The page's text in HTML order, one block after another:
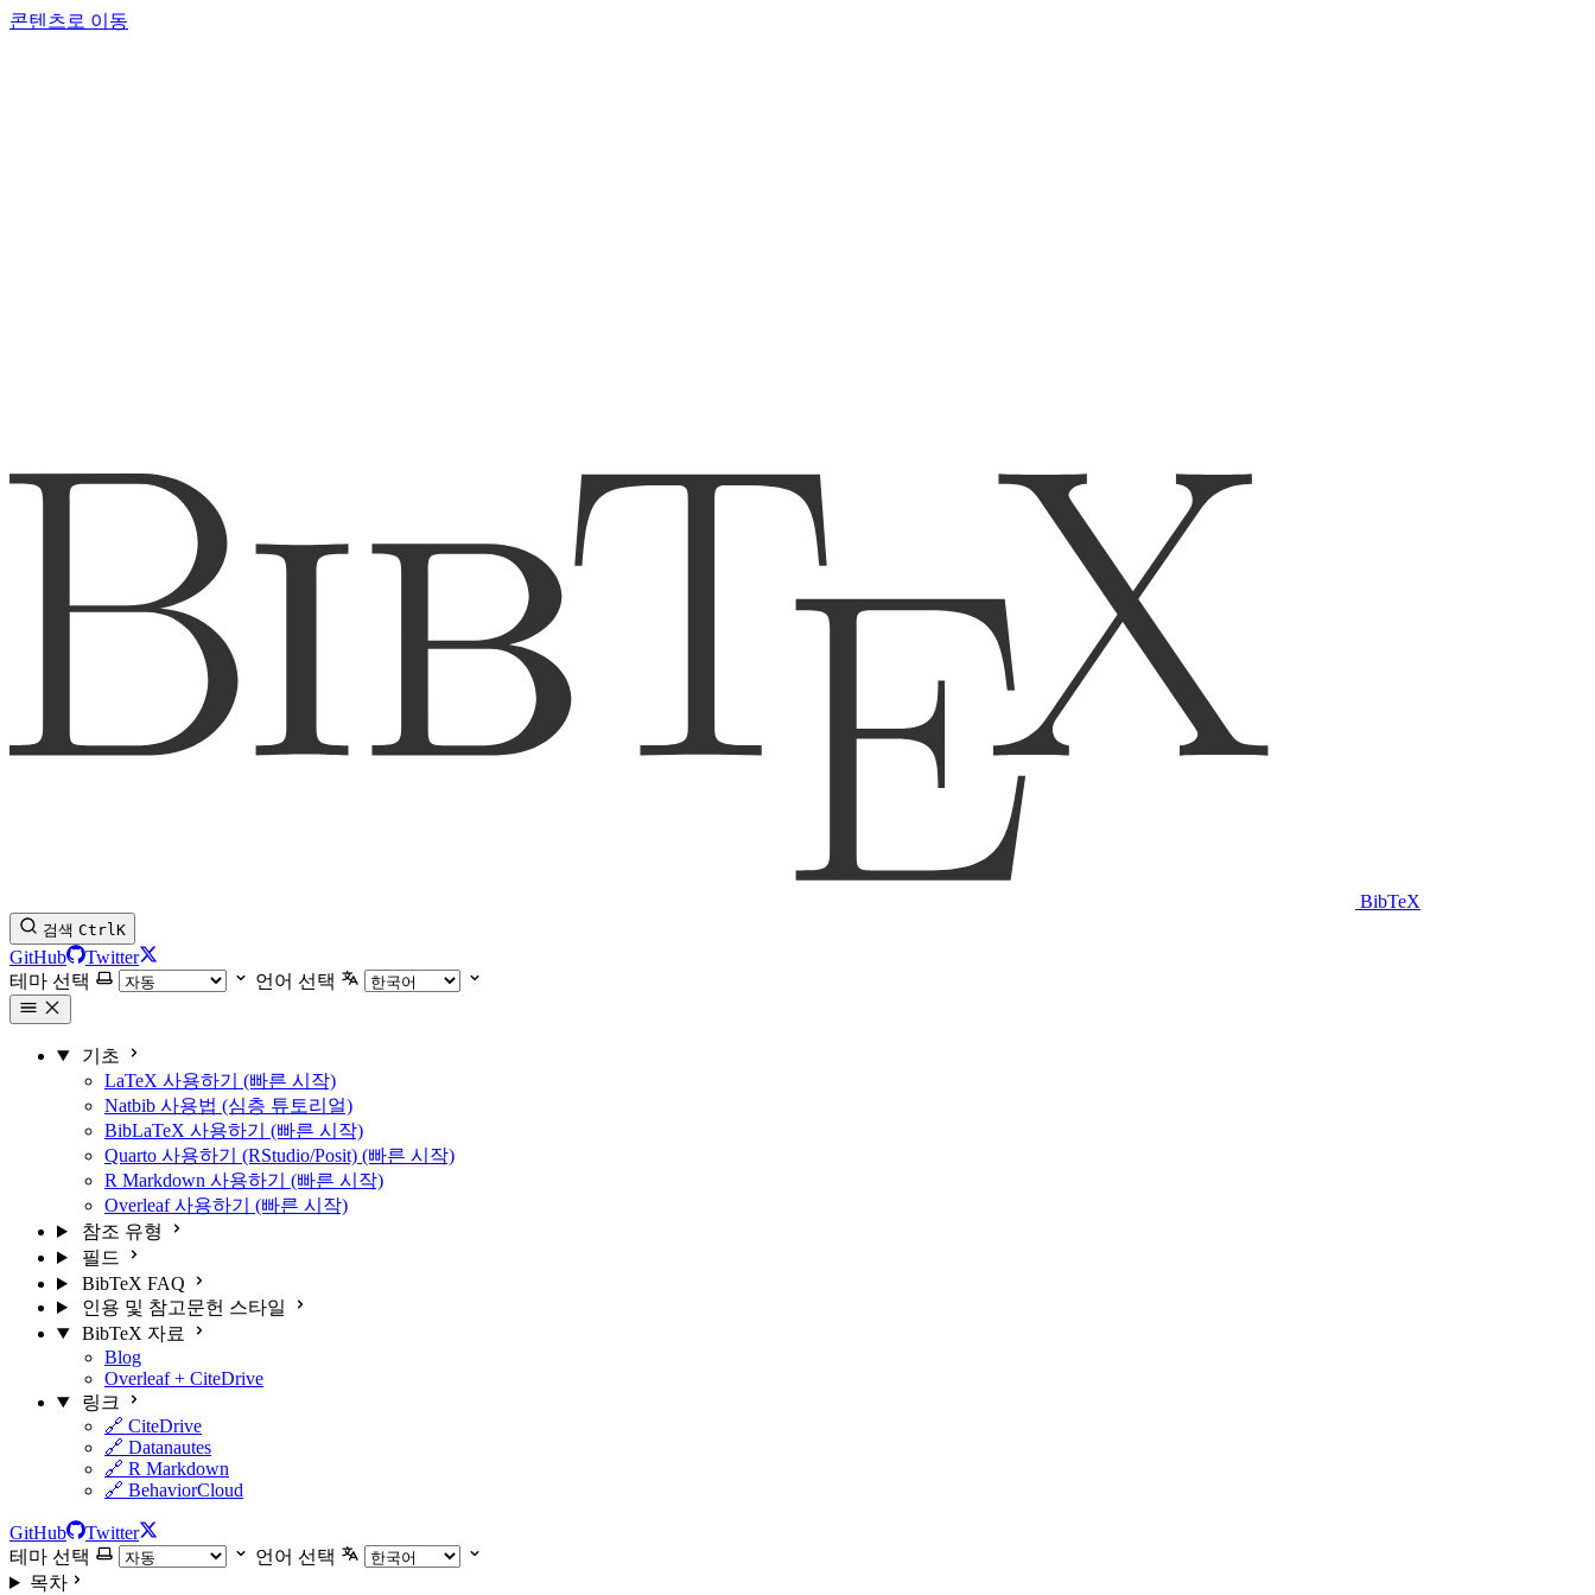
콘텐츠로 이동
BibTeX
검색 CtrlK
GitHub
Twitter
테마 선택
언어 선택
기초
LaTeX 사용하기 (빠른 시작)
Natbib 사용법 (심층 튜토리얼)
BibLaTeX 사용하기 (빠른 시작)
Quarto 사용하기 (RStudio/Posit) (빠른 시작)
R Markdown 사용하기 (빠른 시작)
Overleaf 사용하기 (빠른 시작)
참조 유형
필드
BibTeX FAQ
인용 및 참고문헌 스타일
BibTeX 자료
Blog
Overleaf + CiteDrive
링크
🔗 CiteDrive
🔗 Datanautes
🔗 R Markdown
🔗 BehaviorCloud
GitHub
Twitter
테마 선택
언어 선택
목차